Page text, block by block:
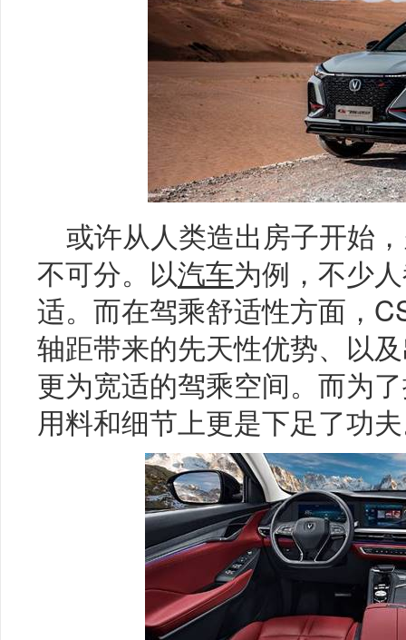
或许从人类造出房子开始
不可分。以汽车为例，不少
适。而在驾乘舒适性方面，
轴距带来的先天性优势、以
更为宽适的驾乘空间。而为
用料和细节上更是下足了功